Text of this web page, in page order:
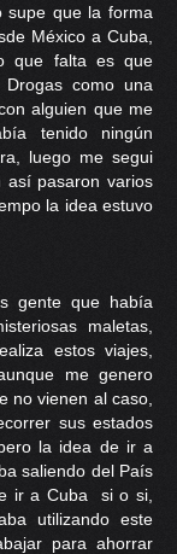
supe que la forma
México a Cuba,
que falta es que
como una
alguien que me
tenido ningún
luego me segui
así pasaron varios
la idea estuvo
gente que había
maletas,
estos viajes,
me genero
no vienen al caso,
sus estados
la idea de ir a
saliendo del País
ir a Cuba si o si,
utilizando este
para ahorrar